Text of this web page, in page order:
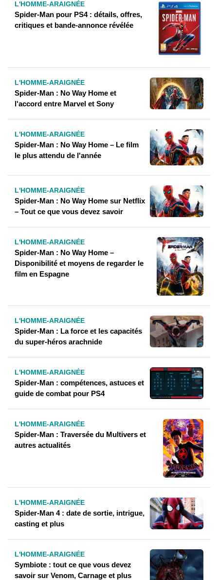
L'HOMME-ARAIGNÉE
Spider-Man pour PS4 : détails, offres,
critiques et bande-annonce révélée
L'HOMME-ARAIGNÉE
Spider-Man : No Way Home et
l'accord entre Marvel et Sony
L'HOMME-ARAIGNÉE
Spider-Man : No Way Home – Le film
le plus attendu de l'année
L'HOMME-ARAIGNÉE
Spider-Man : No Way Home sur Netflix
– Tout ce que vous devez savoir
L'HOMME-ARAIGNÉE
Spider-Man : No Way Home –
Disponibilité et moyens de regarder le
film en Espagne
L'HOMME-ARAIGNÉE
Spider-Man : La force et les capacités
du super-héros arachnide
L'HOMME-ARAIGNÉE
Spider-Man : compétences, astuces et
guide de combat pour PS4
L'HOMME-ARAIGNÉE
Spider-Man : Traversée du Multivers et
autres actualités
L'HOMME-ARAIGNÉE
Spider-Man 4 : date de sortie, intrigue,
casting et plus
L'HOMME-ARAIGNÉE
Symbiote : tout ce que vous devez
savoir sur Venom, Carnage et plus